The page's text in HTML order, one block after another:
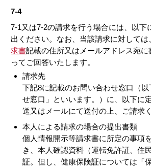
7-4
7-1又は7-2の請求を行う場合には、以下
出ください。なお、当該請求に対しては
求書記載の住所又はメールアドレス宛に
ってご回答いたします。
請求先
下記8に記載のお問い合わせ窓口（
せ窓口」といいます。）に、以下に
送又はメールにて送付の上、ご請求
本人による請求の場合の提出書類
個人情報開示等請求書に所定の事項
き、本人確認資料（運転免許証、住
証。但し、健康保険証については「